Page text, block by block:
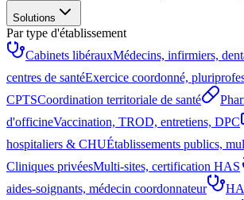
Solutions
Par type d'établissement
Cabinets libérauxMédecins, infirmiers,
centres de santéExercice coordonné,
CPTSCoordination territoriale de santé
d'officineVaccination, TROD, entretiens, DPC
hospitaliers & CHUÉtablissements publics,
Cliniques privéesMulti-sites, certification HAS
aides-soignants, médecin coordonnateur